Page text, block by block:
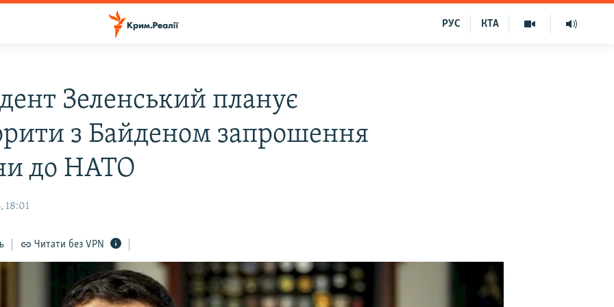
КТА
РУС
Зеленський планує
з Байденом запрошення
до НАТО
18:01
Читати без VPN